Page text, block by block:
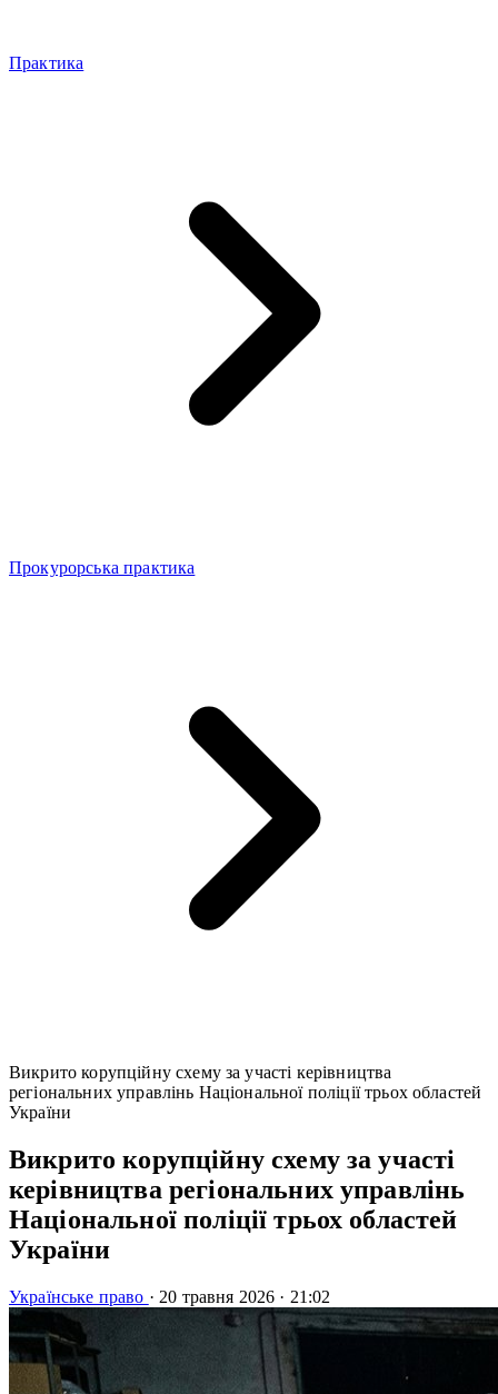
Практика
Прокурорська практика
Викрито корупційну схему за участі керівництва
регіональних управлінь Національної поліції трьох областей
України
Викрито корупційну схему за участі
керівництва регіональних управлінь
Національної поліції трьох областей
України
Українське право · 20 травня 2026 · 21:02